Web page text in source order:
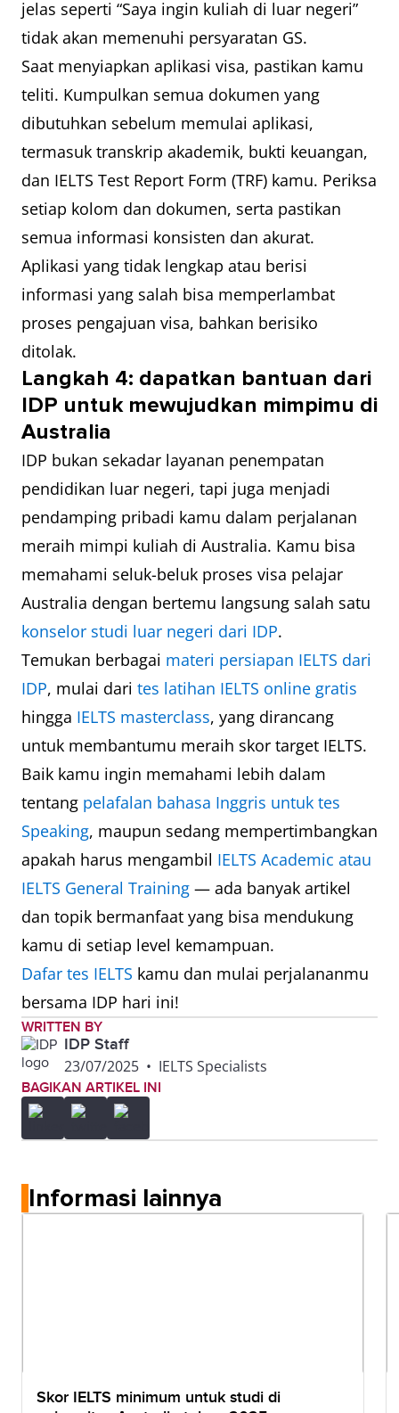
jelas seperti “Saya ingin kuliah di luar negeri”
tidak akan memenuhi persyaratan GS.
Saat menyiapkan aplikasi visa, pastikan kamu
teliti. Kumpulkan semua dokumen yang
dibutuhkan sebelum memulai aplikasi,
termasuk transkrip akademik, bukti keuangan,
dan IELTS Test Report Form (TRF) kamu. Periksa
setiap kolom dan dokumen, serta pastikan
semua informasi konsisten dan akurat.
Aplikasi yang tidak lengkap atau berisi
informasi yang salah bisa memperlambat
proses pengajuan visa, bahkan berisiko
ditolak.
Langkah 4: dapatkan bantuan dari
IDP untuk mewujudkan mimpimu di
Australia
IDP bukan sekadar layanan penempatan
pendidikan luar negeri, tapi juga menjadi
pendamping pribadi kamu dalam perjalanan
meraih mimpi kuliah di Australia. Kamu bisa
memahami seluk-beluk proses visa pelajar
Australia dengan bertemu langsung salah satu
konselor studi luar negeri dari IDP.
Temukan berbagai materi persiapan IELTS dari
IDP, mulai dari tes latihan IELTS online gratis
hingga IELTS masterclass, yang dirancang
untuk membantumu meraih skor target IELTS.
Baik kamu ingin memahami lebih dalam
tentang pelafalan bahasa Inggris untuk tes
Speaking, maupun sedang mempertimbangkan
apakah harus mengambil IELTS Academic atau
IELTS General Training — ada banyak artikel
dan topik bermanfaat yang bisa mendukung
kamu di setiap level kemampuan.
Dafar tes IELTS kamu dan mulai perjalananmu
bersama IDP hari ini!
WRITTEN BY
IDP Staff
23/07/2025 • IELTS Specialists
BAGIKAN ARTIKEL INI
Informasi lainnya
Skor IELTS minimum untuk studi di